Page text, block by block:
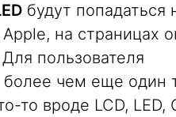
будут попадаться
на страницах
пользователя
более чем еще один
то вроде LCD, LED,